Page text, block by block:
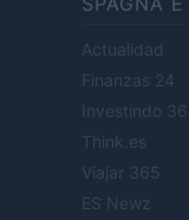
Actualidad
Finanzas 24
Investindo
Think.es
Viajar 365
ES Newz